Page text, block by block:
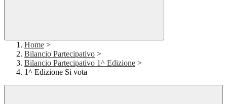
Home >
Bilancio Partecipativo >
Bilancio Partecipativo 1^ Edizione >
1^ Edizione Si vota